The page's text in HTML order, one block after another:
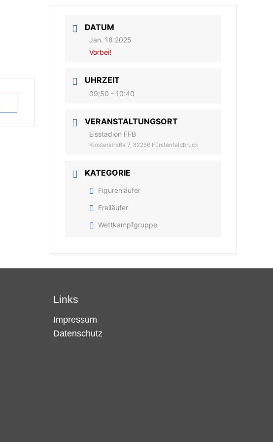
DATUM
Jan. 18 2025
Vorbei!
UHRZEIT
09:50 - 10:40
VERANSTALTUNGSORT
Eisstadion FFB
Klosterstraße 7, 82256 Fürstenfeldbruck
KATEGORIE
Figurenläufer
Freiläufer
Wettkampfgruppe
Links
Impressum
Datenschutz